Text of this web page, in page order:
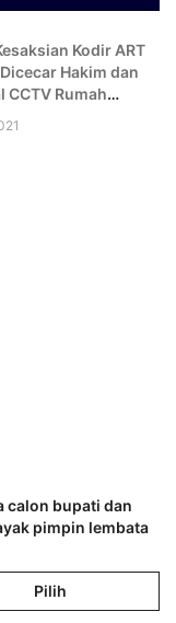
Kodir ART
Hakim dan
CCTV Rumah
calon bupati dan
pimpin lembata
Pilih